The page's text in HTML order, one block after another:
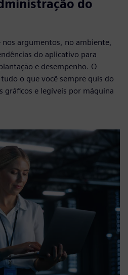
do
argumentos, no ambiente,
do aplicativo para
e desempenho. O
o que você sempre quis do
gráficos e legíveis por máquina